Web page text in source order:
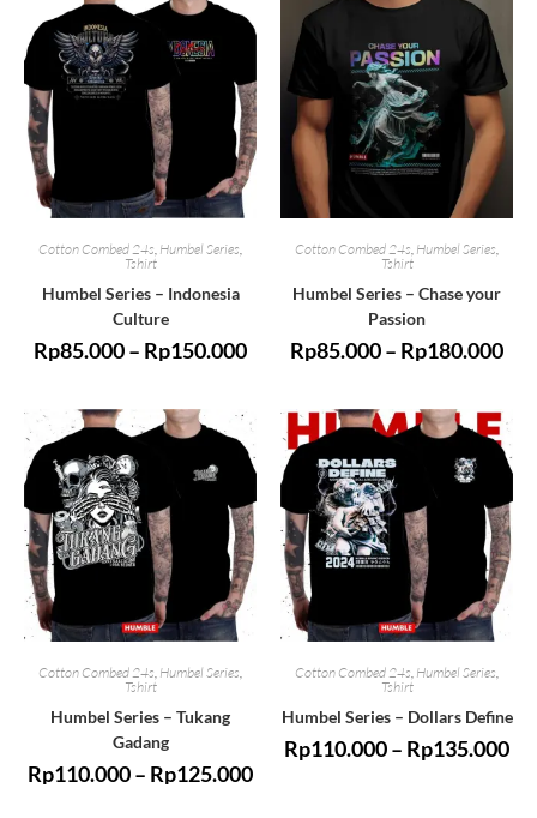
Cotton Combed 24s, Humbel Series,
Tshirt
Humbel Series – Indonesia
Culture
Rp85.000– Rp150.000
Cotton Combed 24s, Humbel Series,
Tshirt
Humbel Series – Chase your
Passion
Rp85.000– Rp180.000
Cotton Combed 24s, Humbel Series,
Tshirt
Humbel Series – Tukang
Gadang
Rp110.000– Rp125.000
Cotton Combed 24s, Humbel Series,
Tshirt
Humbel Series – Dollars Define
Rp110.000– Rp135.000